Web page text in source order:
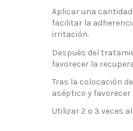
Aplicar una
facilitar la
irritación.
Después del
favorecer la
Tras la colocación
aséptico y
Utilizar 2 o 3 veces